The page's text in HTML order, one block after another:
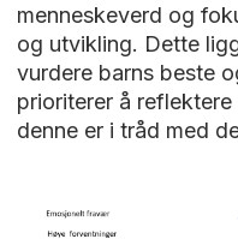
menneskeverd og
og utvikling. Dette
vurdere barns beste
prioriterer å
denne er i tråd med